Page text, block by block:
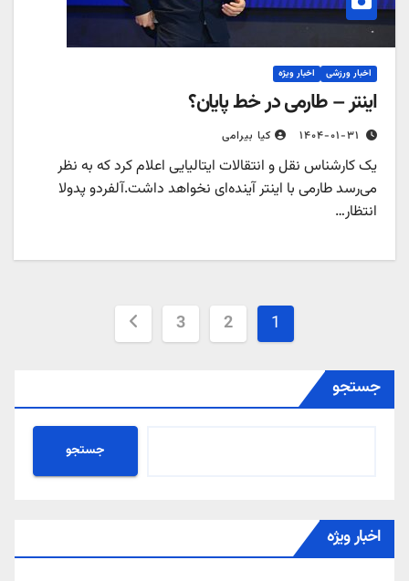
اخبار ورزشی اخبار ویژه
اینتر – طارمی در خط پایان؟
۱۴۰۴-۰۱-۳۱ کیا بیرامی
یک کارشناس نقل و انتقالات ایتالیایی اعلام کرد که به نظر
می‌رسد طارمی با اینتر آینده‌ای نخواهد داشت.آلفردو پدولا
انتظار…
صفحه‌بندی
1
2
3
جستجو
جستجو
اخبار ویژه